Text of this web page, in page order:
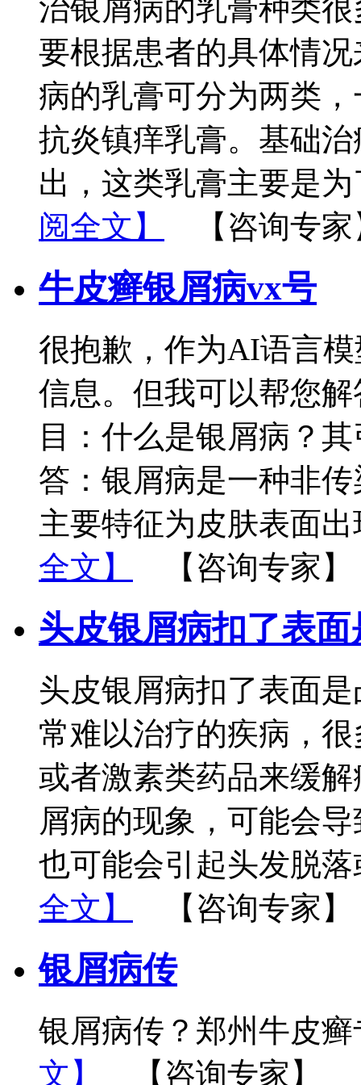
治银屑病的乳膏种类
要根据患者的具体情
病的乳膏可分为两类
抗炎镇痒乳膏。基础
出，这类乳膏主要是
阅全文】
【咨询专
牛皮癣银屑病vx号
很抱歉，作为AI语言
信息。但我可以帮您
目：什么是银屑病？
答：银屑病是一种非
主要特征为皮肤表面
全文】
【咨询专家】
头皮银屑病扣了表
头皮银屑病扣了表面
常难以治疗的疾病，
或者激素类药品来缓
屑病的现象，可能会
也可能会引起头发脱
全文】
【咨询专家】
银屑病传
银屑病传？郑州牛皮
文】
【咨询专家】